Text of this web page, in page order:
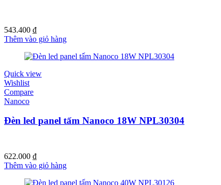
543.400 ₫
Thêm vào giỏ hàng
Quick view
Wishlist
Compare
Nanoco
Đèn led panel tấm Nanoco 18W NPL30304
622.000 ₫
Thêm vào giỏ hàng